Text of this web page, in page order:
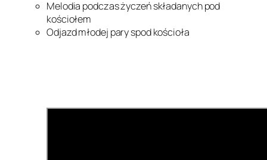
Melodia podczas życzeń składanych pod
kościołem
Odjazd młodej pary spod kościoła